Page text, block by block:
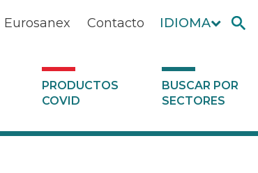
IDIOMA
Contacto
Eurosanex
PRODUCTOS
COVID
BUSCAR POR
SECTORES